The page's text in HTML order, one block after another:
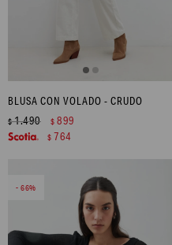
BLUSA CON VOLADO - CRUDO
$1.490 $ 899
$ 764
66